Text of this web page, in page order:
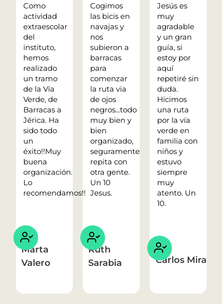
Como
actividad
extraescolar
del
instituto,
hemos
realizado
un tramo
de la Vía
Verde, de
Barracas a
Jérica. Ha
sido todo
un
éxito!!Muy
buena
organización.
Lo
recomendamos!!
Marta
Valero
Cogimos
las bicis en
navajas y
nos
subieron a
barracas
para
comenzar
la ruta via
de ojos
negros...todo
muy bien y
bien
organizado,
seguramente
repita con
otra gente.
Un 10
Jesus.
Ruth
Sarabia
Jesús es
muy
agradable
y un gran
guía, si
estoy por
aquí
repetiré sin
duda.
Hicimos
una ruta
por la vía
verde en
familia con
niños y
estuvo
siempre
muy
atento. Un
10.
Carlos Mira